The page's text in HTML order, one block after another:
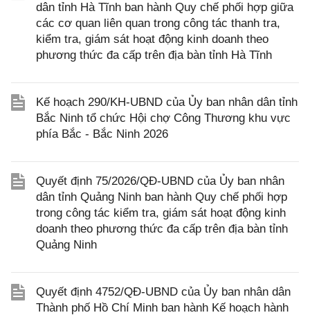
dân tỉnh Hà Tĩnh ban hành Quy chế phối hợp giữa
các cơ quan liên quan trong công tác thanh tra,
kiểm tra, giám sát hoạt động kinh doanh theo
phương thức đa cấp trên địa bàn tỉnh Hà Tĩnh
Kế hoạch 290/KH-UBND của Ủy ban nhân dân tỉnh
Bắc Ninh tổ chức Hội chợ Công Thương khu vực
phía Bắc - Bắc Ninh 2026
Quyết định 75/2026/QĐ-UBND của Ủy ban nhân
dân tỉnh Quảng Ninh ban hành Quy chế phối hợp
trong công tác kiểm tra, giám sát hoạt động kinh
doanh theo phương thức đa cấp trên địa bàn tỉnh
Quảng Ninh
Quyết định 4752/QĐ-UBND của Ủy ban nhân dân
Thành phố Hồ Chí Minh ban hành Kế hoạch hành